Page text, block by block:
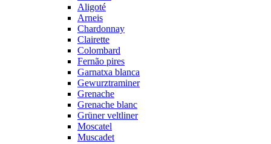
Aligoté
Arneis
Chardonnay
Clairette
Colombard
Fernão pires
Garnatxa blanca
Gewurztraminer
Grenache
Grenache blanc
Grüner veltliner
Moscatel
Muscadet